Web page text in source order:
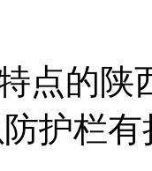
点的
护栏